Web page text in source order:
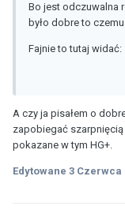
Bo jest odczuwalna
było dobre to
Fajnie to tutaj widać:
A czy ja pisałem o
zapobiegać szarpnięcią
pokazane w tym HG+.
Edytowane 3 Czerwca